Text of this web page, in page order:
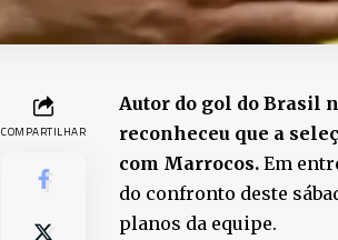
COMPARTILHAR
Autor do gol do Brasil
reconheceu que a
com Marrocos. Em
do confronto deste
planos da equipe.